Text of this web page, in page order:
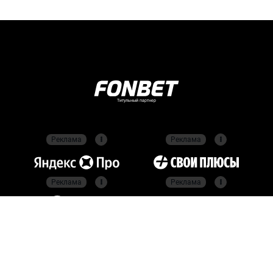
Титульный партнер
Реклама Реклама
Реклама Реклама